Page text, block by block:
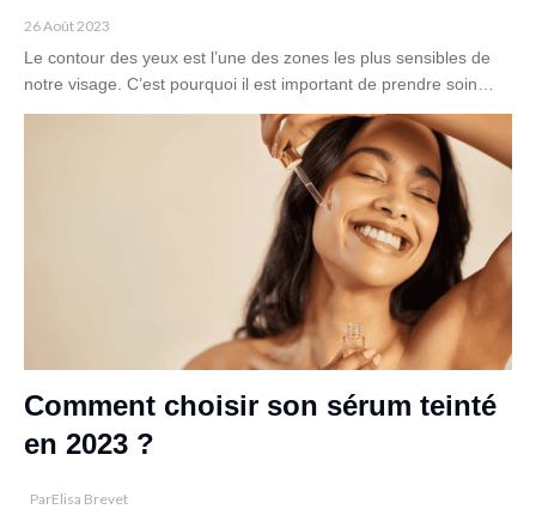
26 Août 2023
Le contour des yeux est l’une des zones les plus sensibles de
notre visage. C’est pourquoi il est important de prendre soin…
Comment choisir son sérum teinté
en 2023 ?
ParElisa Brevet